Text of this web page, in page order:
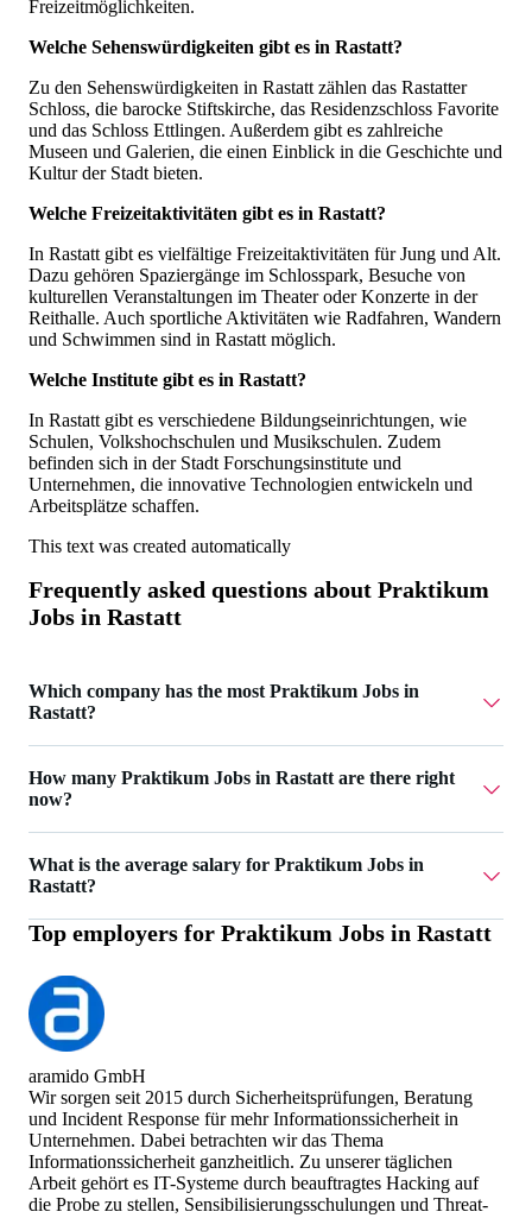
Freizeitmöglichkeiten.
Welche Sehenswürdigkeiten gibt es in Rastatt?
Zu den Sehenswürdigkeiten in Rastatt zählen das Rastatter
Schloss, die barocke Stiftskirche, das Residenzschloss Favorite
und das Schloss Ettlingen. Außerdem gibt es zahlreiche
Museen und Galerien, die einen Einblick in die Geschichte und
Kultur der Stadt bieten.
Welche Freizeitaktivitäten gibt es in Rastatt?
In Rastatt gibt es vielfältige Freizeitaktivitäten für Jung und Alt.
Dazu gehören Spaziergänge im Schlosspark, Besuche von
kulturellen Veranstaltungen im Theater oder Konzerte in der
Reithalle. Auch sportliche Aktivitäten wie Radfahren, Wandern
und Schwimmen sind in Rastatt möglich.
Welche Institute gibt es in Rastatt?
In Rastatt gibt es verschiedene Bildungseinrichtungen, wie
Schulen, Volkshochschulen und Musikschulen. Zudem
befinden sich in der Stadt Forschungsinstitute und
Unternehmen, die innovative Technologien entwickeln und
Arbeitsplätze schaffen.
This text was created automatically
Frequently asked questions about Praktikum
Jobs in Rastatt
Which company has the most Praktikum Jobs in
Rastatt?
How many Praktikum Jobs in Rastatt are there right
now?
What is the average salary for Praktikum Jobs in
Rastatt?
The average salary for Praktikum Jobs in Rastatt is 1.603 €.
Top employers for Praktikum Jobs in Rastatt
aramido GmbH
Wir sorgen seit 2015 durch Sicherheitsprüfungen, Beratung
und Incident Response für mehr Informationssicherheit in
Unternehmen. Dabei betrachten wir das Thema
Informationssicherheit ganzheitlich. Zu unserer täglichen
Arbeit gehört es IT-Systeme durch beauftragtes Hacking auf
die Probe zu stellen, Sensibilisierungsschulungen und Threat-